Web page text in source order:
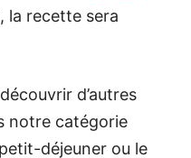
la recette sera
d’autres
notre catégorie
déjeuner ou le